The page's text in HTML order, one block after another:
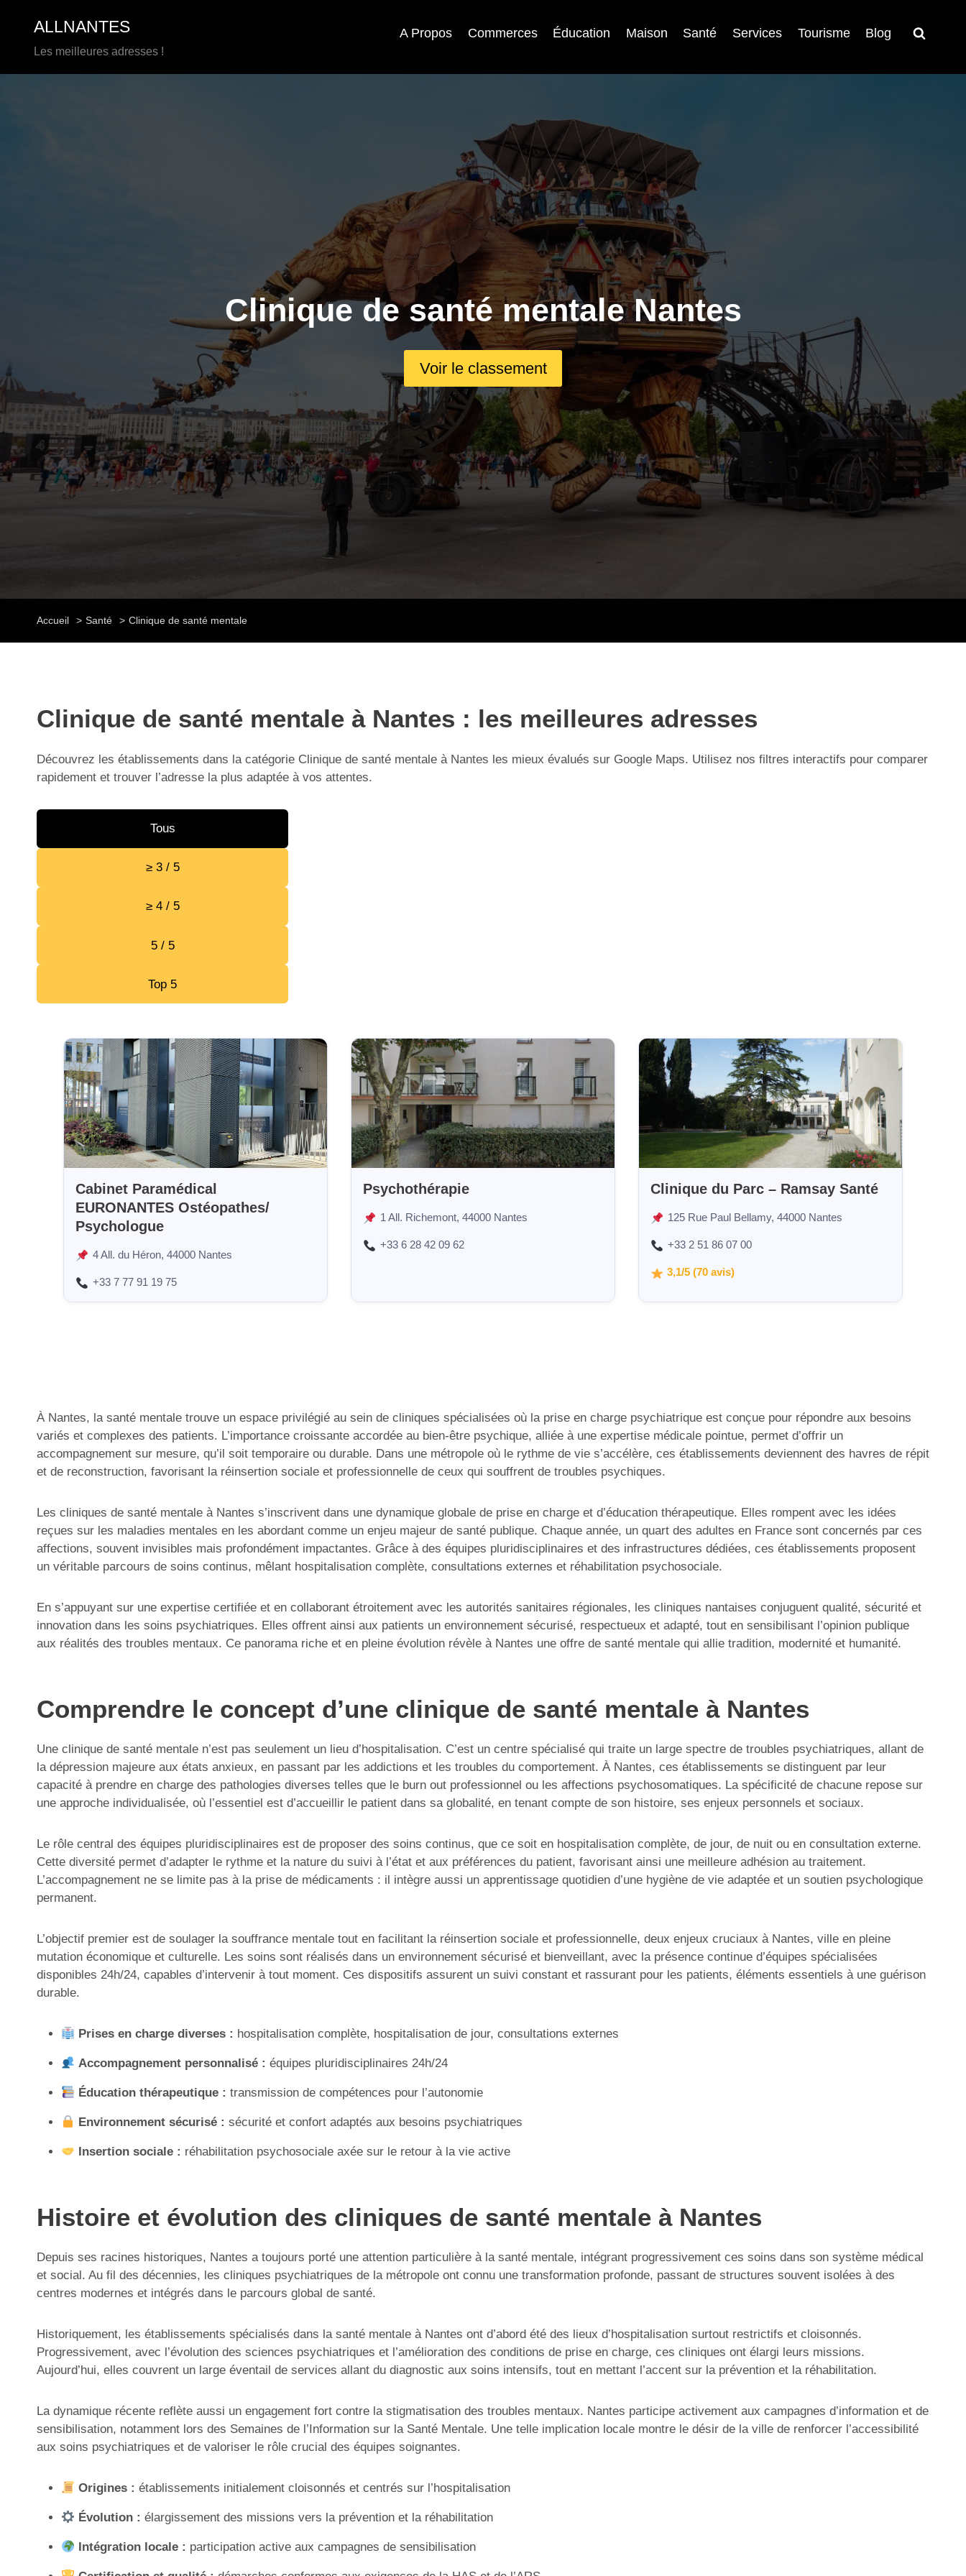
contenu
ALLNANTES
Les meilleures adresses !
A Propos Commerces Éducation Maison Santé Services Tourisme Blog
Clinique de santé mentale Nantes
Voir le classement
Accueil Santé Clinique de santé mentale
Clinique de santé mentale à Nantes : les meilleures adresses
Découvrez les établissements dans la catégorie Clinique de santé mentale à Nantes les mieux évalués sur Google Maps. Utilisez nos filtres interactifs pour comparer
rapidement et trouver l’adresse la plus adaptée à vos attentes.
Tous
≥ 3 / 5
≥ 4 / 5
5 / 5
Top 5
Cabinet Paramédical
EURONANTES Ostéopathes/
Psychologue
4 All. du Héron, 44000 Nantes
+33 7 77 91 19 75
Psychothérapie
1 All. Richemont, 44000 Nantes
+33 6 28 42 09 62
Clinique du Parc – Ramsay Santé
125 Rue Paul Bellamy, 44000 Nantes
+33 2 51 86 07 00
3,1/5 (70 avis)
À Nantes, la santé mentale trouve un espace privilégié au sein de cliniques spécialisées où la prise en charge psychiatrique est conçue pour répondre aux besoins
variés et complexes des patients. L’importance croissante accordée au bien-être psychique, alliée à une expertise médicale pointue, permet d’offrir un
accompagnement sur mesure, qu’il soit temporaire ou durable. Dans une métropole où le rythme de vie s’accélère, ces établissements deviennent des havres de répit
et de reconstruction, favorisant la réinsertion sociale et professionnelle de ceux qui souffrent de troubles psychiques.
Les cliniques de santé mentale à Nantes s’inscrivent dans une dynamique globale de prise en charge et d’éducation thérapeutique. Elles rompent avec les idées
reçues sur les maladies mentales en les abordant comme un enjeu majeur de santé publique. Chaque année, un quart des adultes en France sont concernés par ces
affections, souvent invisibles mais profondément impactantes. Grâce à des équipes pluridisciplinaires et des infrastructures dédiées, ces établissements proposent
un véritable parcours de soins continus, mêlant hospitalisation complète, consultations externes et réhabilitation psychosociale.
En s’appuyant sur une expertise certifiée et en collaborant étroitement avec les autorités sanitaires régionales, les cliniques nantaises conjuguent qualité, sécurité et
innovation dans les soins psychiatriques. Elles offrent ainsi aux patients un environnement sécurisé, respectueux et adapté, tout en sensibilisant l’opinion publique
aux réalités des troubles mentaux. Ce panorama riche et en pleine évolution révèle à Nantes une offre de santé mentale qui allie tradition, modernité et humanité.
Comprendre le concept d’une clinique de santé mentale à Nantes
Une clinique de santé mentale n’est pas seulement un lieu d’hospitalisation. C’est un centre spécialisé qui traite un large spectre de troubles psychiatriques, allant de
la dépression majeure aux états anxieux, en passant par les addictions et les troubles du comportement. À Nantes, ces établissements se distinguent par leur
capacité à prendre en charge des pathologies diverses telles que le burn out professionnel ou les affections psychosomatiques. La spécificité de chacune repose sur
une approche individualisée, où l’essentiel est d’accueillir le patient dans sa globalité, en tenant compte de son histoire, ses enjeux personnels et sociaux.
Le rôle central des équipes pluridisciplinaires est de proposer des soins continus, que ce soit en hospitalisation complète, de jour, de nuit ou en consultation externe.
Cette diversité permet d’adapter le rythme et la nature du suivi à l’état et aux préférences du patient, favorisant ainsi une meilleure adhésion au traitement.
L’accompagnement ne se limite pas à la prise de médicaments : il intègre aussi un apprentissage quotidien d’une hygiène de vie adaptée et un soutien psychologique
permanent.
L’objectif premier est de soulager la souffrance mentale tout en facilitant la réinsertion sociale et professionnelle, deux enjeux cruciaux à Nantes, ville en pleine
mutation économique et culturelle. Les soins sont réalisés dans un environnement sécurisé et bienveillant, avec la présence continue d’équipes spécialisées
disponibles 24h/24, capables d’intervenir à tout moment. Ces dispositifs assurent un suivi constant et rassurant pour les patients, éléments essentiels à une guérison
durable.
Prises en charge diverses : hospitalisation complète, hospitalisation de jour, consultations externes
Accompagnement personnalisé : équipes pluridisciplinaires 24h/24
Éducation thérapeutique : transmission de compétences pour l’autonomie
Environnement sécurisé : sécurité et confort adaptés aux besoins psychiatriques
Insertion sociale : réhabilitation psychosociale axée sur le retour à la vie active
Histoire et évolution des cliniques de santé mentale à Nantes
Depuis ses racines historiques, Nantes a toujours porté une attention particulière à la santé mentale, intégrant progressivement ces soins dans son système médical
et social. Au fil des décennies, les cliniques psychiatriques de la métropole ont connu une transformation profonde, passant de structures souvent isolées à des
centres modernes et intégrés dans le parcours global de santé.
Historiquement, les établissements spécialisés dans la santé mentale à Nantes ont d’abord été des lieux d’hospitalisation surtout restrictifs et cloisonnés.
Progressivement, avec l’évolution des sciences psychiatriques et l’amélioration des conditions de prise en charge, ces cliniques ont élargi leurs missions.
Aujourd’hui, elles couvrent un large éventail de services allant du diagnostic aux soins intensifs, tout en mettant l’accent sur la prévention et la réhabilitation.
La dynamique récente reflète aussi un engagement fort contre la stigmatisation des troubles mentaux. Nantes participe activement aux campagnes d’information et de
sensibilisation, notamment lors des Semaines de l’Information sur la Santé Mentale. Une telle implication locale montre le désir de la ville de renforcer l’accessibilité
aux soins psychiatriques et de valoriser le rôle crucial des équipes soignantes.
Origines : établissements initialement cloisonnés et centrés sur l’hospitalisation
Évolution : élargissement des missions vers la prévention et la réhabilitation
Intégration locale : participation active aux campagnes de sensibilisation